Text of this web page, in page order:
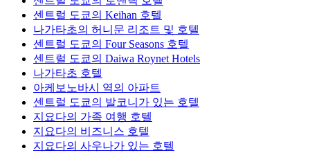
센트럴 도쿄의 Keihan 호텔
나가타초의 허니문 리조트 및 호텔
센트럴 도쿄의 Four Seasons 호텔
센트럴 도쿄의 Daiwa Roynet Hotels
나가타초 호텔
아케보노바시 역의 아파트
센트럴 도쿄의 발코니가 있는 호텔
지요다의 가족 여행 호텔
지요다의 비즈니스 호텔
지요다의 사우나가 있는 호텔